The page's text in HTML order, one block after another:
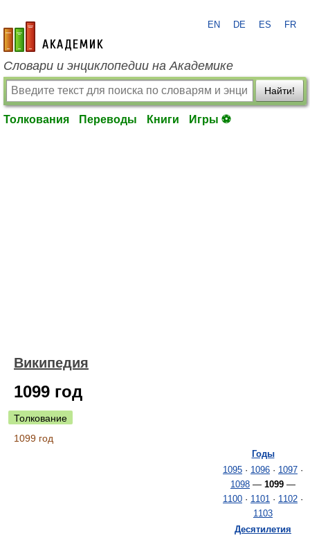
academic.ru
EN DE ES FR
Словари и энциклопедии на Академике
Найти!
Толкования Переводы Книги Игры ⚽
Википедия
1099 год
Толкование
1099 год
Годы
1095 · 1096 · 1097 ·
1098 — 1099 —
1100 · 1101 · 1102 ·
1103
Десятилетия